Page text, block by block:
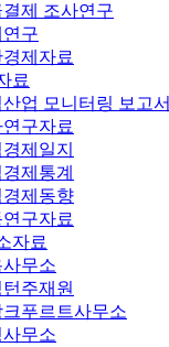
결제 조사연구
구
제자료
료
업 모니터링 보고서
구자료
제일지
제통계
경제동향
구자료
자료
사무소
주재원
크푸르트사무소
사무소